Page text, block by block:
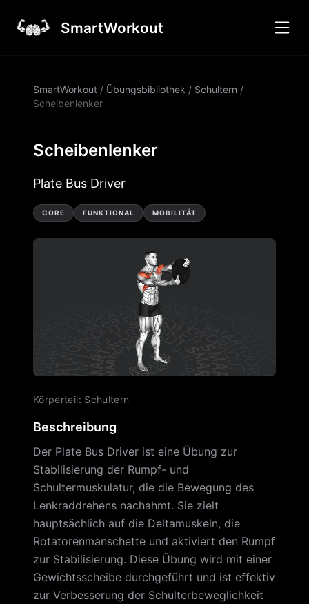
SmartWorkout
SmartWorkout / Übungsbibliothek / Schultern /
Scheibenlenker
Scheibenlenker
Plate Bus Driver
CORE FUNKTIONAL MOBILITÄT
Körperteil: Schultern
Beschreibung
Der Plate Bus Driver ist eine Übung zur
Stabilisierung der Rumpf- und
Schultermuskulatur, die die Bewegung des
Lenkraddrehens nachahmt. Sie zielt
hauptsächlich auf die Deltamuskeln, die
Rotatorenmanschette und aktiviert den Rumpf
zur Stabilisierung. Diese Übung wird mit einer
Gewichtsscheibe durchgeführt und ist effektiv
zur Verbesserung der Schulterbeweglichkeit